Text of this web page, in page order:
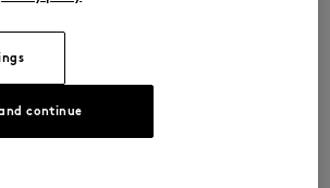
continue